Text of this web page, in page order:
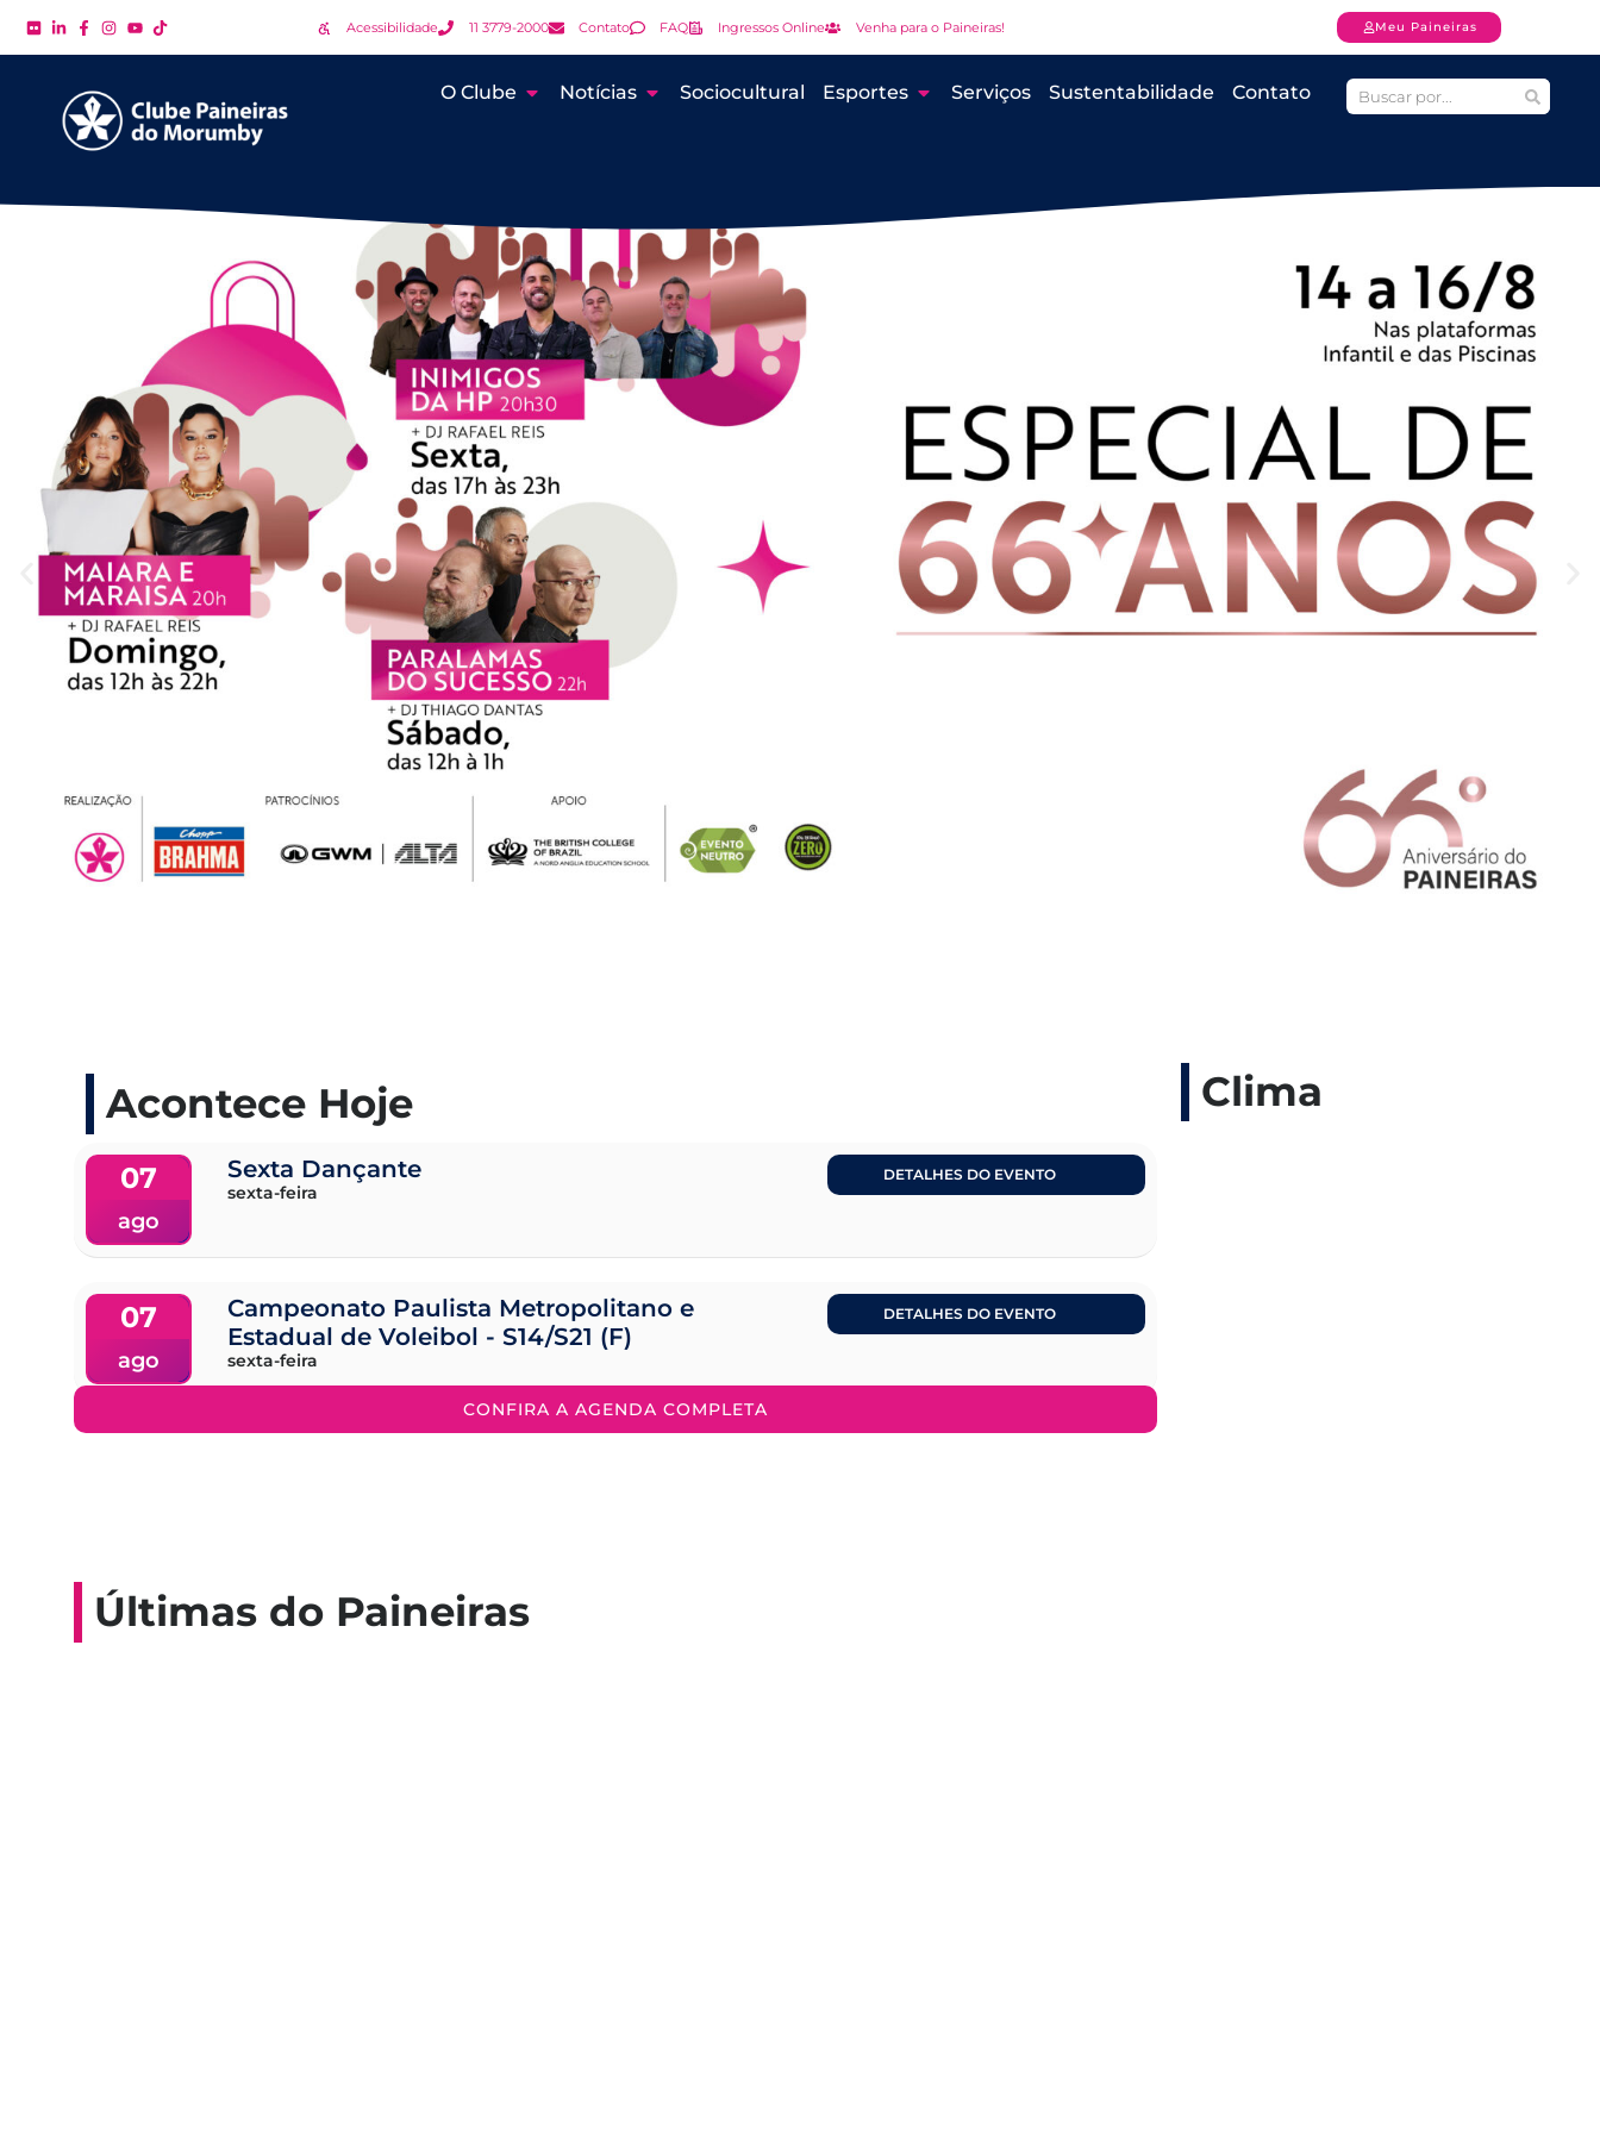
Acessibilidade 11 3779-2000 Contato FAQ Ingressos Online Venha para o Paineiras! Meu Paineiras
O Clube Notícias Sociocultural Esportes Serviços Sustentabilidade Contato
Acontece Hoje
07
ago
Sexta Dançante
sexta-feira
DETALHES DO EVENTO
07
ago
Campeonato Paulista Metropolitano e
Estadual de Voleibol - S14/S21 (F)
sexta-feira
DETALHES DO EVENTO
CONFIRA A AGENDA COMPLETA
Clima
Últimas do Paineiras